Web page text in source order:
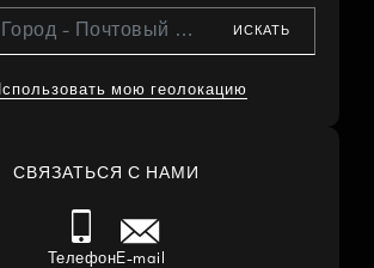
ИСКАТЬ
мою геолокацию
СВЯЗАТЬСЯ С НАМИ
ТелефонE-mail